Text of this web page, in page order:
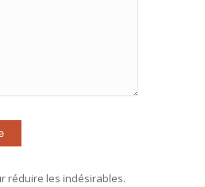
réduire les indésirables.